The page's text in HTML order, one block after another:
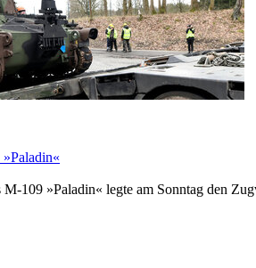
M-109 »Paladin« legte am Sonntag den